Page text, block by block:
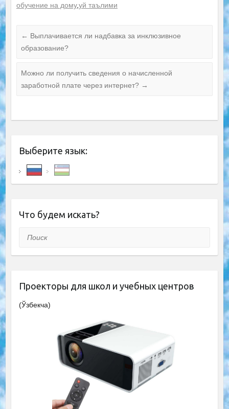
обучение на дому,уй таълими
← Выплачивается ли надбавка за инклюзивное
образование?
Можно ли получить сведения о начисленной
заработной плате через интернет? →
Выберите язык:
Что будем искать?
Поиск
Проекторы для школ и учебных центров
(Ўзбекча)